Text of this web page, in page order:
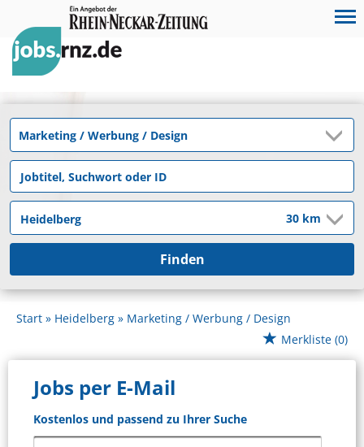
Finden
Start Heidelberg
Marketing / Werbung / Design
Merkliste (0)
Jobs per E-Mail
Kostenlos und passend zu Ihrer Suche